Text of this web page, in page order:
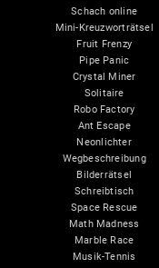
Schach online
Mini-Kreuzworträtsel
Fruit Frenzy
Pipe Panic
Crystal Miner
Solitaire
Robo Factory
Ant Escape
Neonlichter
Wegbeschreibung
Bilderrätsel
Schreibtisch
Space Rescue
Math Madness
Marble Race
Musik-Tennis